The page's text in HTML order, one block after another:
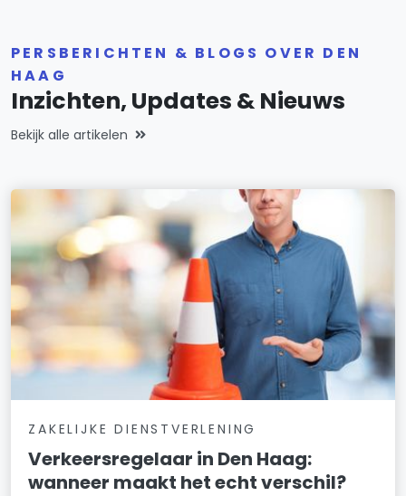
PERSBERICHTEN & BLOGS OVER DEN
HAAG
Inzichten, Updates & Nieuws
Bekijk alle artikelen
ZAKELIJKE DIENSTVERLENING
Verkeersregelaar in Den Haag:
wanneer maakt het echt verschil?